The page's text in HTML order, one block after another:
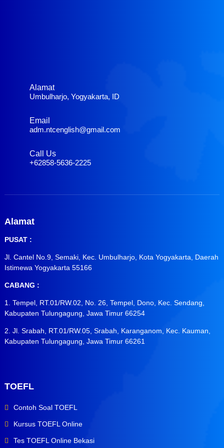
Alamat
Umbulharjo, Yogyakarta, ID
Email
adm.ntcenglish@gmail.com
Call Us
+62858-5636-2225
Alamat
PUSAT :
Jl. Cantel No.9, Semaki, Kec. Umbulharjo, Kota Yogyakarta, Daerah
Istimewa Yogyakarta 55166
CABANG :
1. Tempel, RT.01/RW.02, No. 26, Tempel, Dono, Kec. Sendang,
Kabupaten Tulungagung, Jawa Timur 66254
2. Jl. Srabah, RT.01/RW.05, Srabah, Karanganom, Kec. Kauman,
Kabupaten Tulungagung, Jawa Timur 66261
TOEFL
Contoh Soal TOEFL
Kursus TOEFL Online
Tes TOEFL Online Bekasi